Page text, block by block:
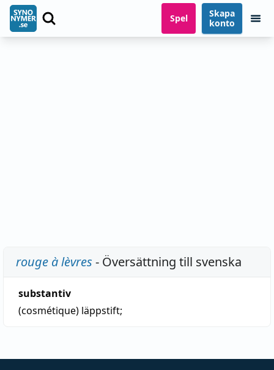
Spel
Skapa
konto
rouge à lèvres - Översättning till svenska
substantiv
(cosmétique) läppstift;